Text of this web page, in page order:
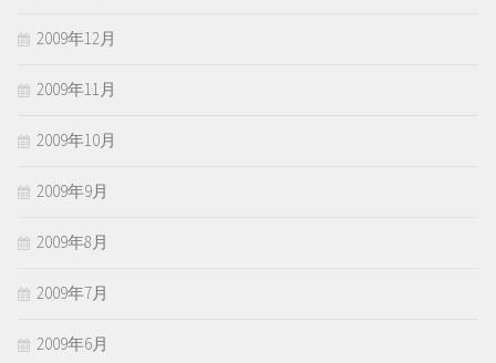
2009年12月
2009年11月
2009年10月
2009年9月
2009年8月
2009年7月
2009年6月